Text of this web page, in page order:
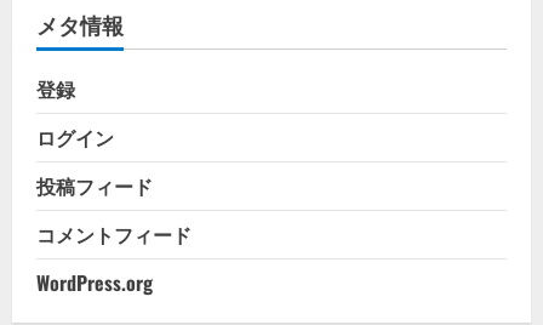
ー
メタ情報
登録
ログイン
投稿フィード
コメントフィード
WordPress.org